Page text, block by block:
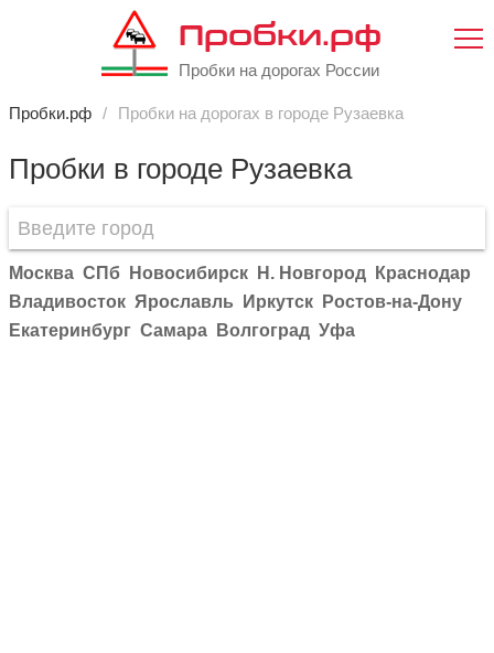
Пробки.рф
Пробки на дорогах России
Пробки.рф Пробки на дорогах в городе Рузаевка
Пробки в городе Рузаевка
Москва СПб Новосибирск Н. Новгород
Краснодар
Владивосток Ярославль Иркутск
Ростов-на-Дону
Екатеринбург Самара Волгоград Уфа